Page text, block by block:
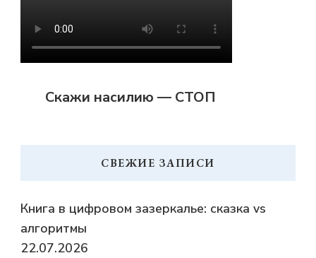
Скажи насилию — СТОП
СВЕЖИЕ ЗАПИСИ
Книга в цифровом зазеркалье: сказка vs
алгоритмы
22.07.2026